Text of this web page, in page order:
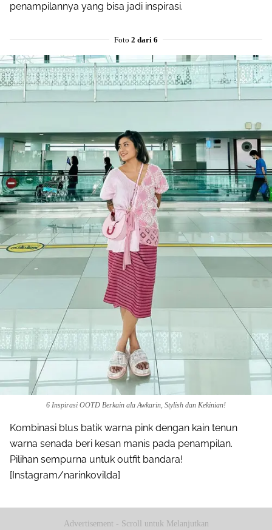
penampilannya yang bisa jadi inspirasi.
Foto 2 dari 6
6 Inspirasi OOTD Berkain ala Awkarin, Stylish dan Kekinian!
Kombinasi blus batik warna pink dengan kain tenun
warna senada beri kesan manis pada penampilan.
Pilihan sempurna untuk outfit bandara!
[Instagram/narinkovilda]
Advertisement - Scroll untuk Melanjutkan